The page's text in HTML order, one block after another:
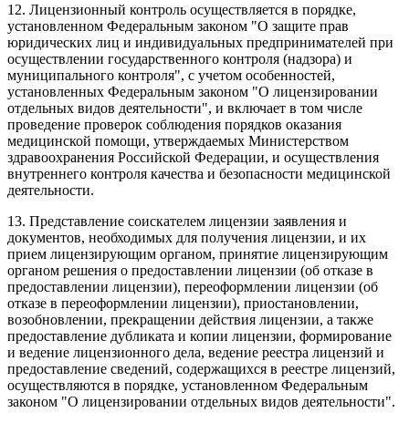
12. Лицензионный контроль осуществляется в порядке,
установленном Федеральным законом "О защите прав
юридических лиц и индивидуальных предпринимателей при
осуществлении государственного контроля (надзора) и
муниципального контроля", с учетом особенностей,
установленных Федеральным законом "О лицензировании
отдельных видов деятельности", и включает в том числе
проведение проверок соблюдения порядков оказания
медицинской помощи, утверждаемых Министерством
здравоохранения Российской Федерации, и осуществления
внутреннего контроля качества и безопасности медицинской
деятельности.
13. Представление соискателем лицензии заявления и
документов, необходимых для получения лицензии, и их
прием лицензирующим органом, принятие лицензирующим
органом решения о предоставлении лицензии (об отказе в
предоставлении лицензии), переоформлении лицензии (об
отказе в переоформлении лицензии), приостановлении,
возобновлении, прекращении действия лицензии, а также
предоставление дубликата и копии лицензии, формирование
и ведение лицензионного дела, ведение реестра лицензий и
предоставление сведений, содержащихся в реестре лицензий,
осуществляются в порядке, установленном Федеральным
законом "О лицензировании отдельных видов деятельности".